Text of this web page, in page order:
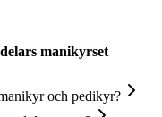
manikyrset
och pedikyr?